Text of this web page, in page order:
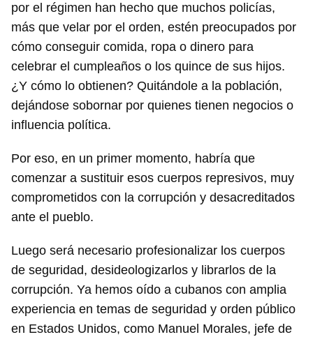
por el régimen han hecho que muchos policías,
más que velar por el orden, estén preocupados por
cómo conseguir comida, ropa o dinero para
celebrar el cumpleaños o los quince de sus hijos.
¿Y cómo lo obtienen? Quitándole a la población,
dejándose sobornar por quienes tienen negocios o
influencia política.
Por eso, en un primer momento, habría que
comenzar a sustituir esos cuerpos represivos, muy
comprometidos con la corrupción y desacreditados
ante el pueblo.
Luego será necesario profesionalizar los cuerpos
de seguridad, desideologizarlos y librarlos de la
corrupción. Ya hemos oído a cubanos con amplia
experiencia en temas de seguridad y orden público
en Estados Unidos, como Manuel Morales, jefe de